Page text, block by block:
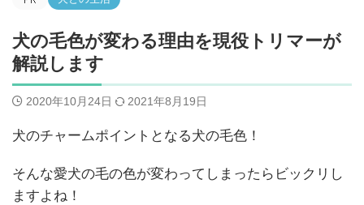
犬の毛色が変わる理由を現役トリマーが
解説します
2020年10月24日 2021年8月19日
犬のチャームポイントとなる犬の毛色！
そんな愛犬の毛の色が変わってしまったらビックリし
ますよね！